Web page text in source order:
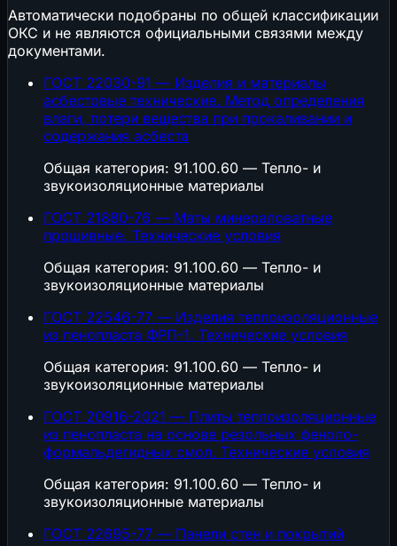
Автоматически подобраны по общей классификации
ОКС и не являются официальными связями между
документами.
ГОСТ 22030-91 — Изделия и материалы
асбестовые технические. Метод определения
влаги, потери вещества при прокаливании и
содержания асбеста
Общая категория: 91.100.60 — Тепло- и
звукоизоляционные материалы
ГОСТ 21880-76 — Маты минераловатные
прошивные. Технические условия
Общая категория: 91.100.60 — Тепло- и
звукоизоляционные материалы
ГОСТ 22546-77 — Изделия теплоизоляционные
из пенопласта ФРП-1. Технические условия
Общая категория: 91.100.60 — Тепло- и
звукоизоляционные материалы
ГОСТ 20916-2021 — Плиты теплоизоляционные
из пенопласта на основе резольных феноло-
формальдегидных смол. Технические условия
Общая категория: 91.100.60 — Тепло- и
звукоизоляционные материалы
ГОСТ 22695-77 — Панели стен и покрытий